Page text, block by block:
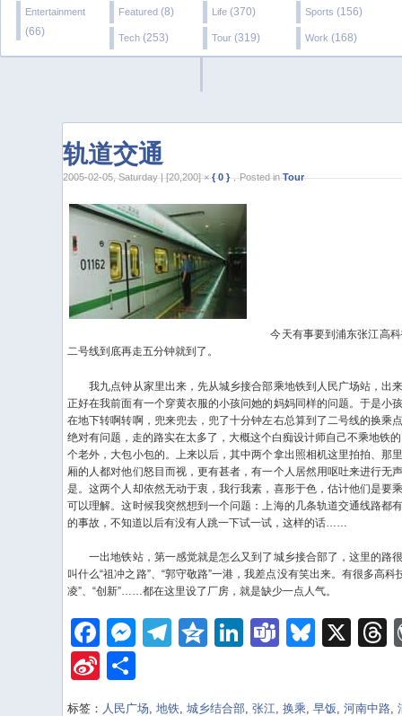
Entertainment
(66)
Featured (8) Life (370) Sports (156)
Tech (253) Tour (319) Work (168)
轨道交通
2005-02-05, Saturday | [20,200] ×{ 0 }，Posted inTour
今天有事要到浦东张江高科
二号线到底再走五分钟就到了。
我九点钟从家里出来，先从城乡接合部乘地铁到人民广场站，出
正好在我前面有一个穿黄衣服的小孩问她的妈妈同样的问题。于是小
在地下转啊转啊，兜来兜去，兜了十分钟左右总算到了二号线的换乘
绝对有问题，走的路实在太多了，大概这个白痴设计师自己不乘地铁
个老外，大包小包的。上来以后，其中两个拿出照相机这里拍拍、那
厢的人都对他们怒目而视，更有甚者，有一个人居然用呕吐来进行无
是。这两个人却依然无动于衷，我行我素，喜形于色，估计他们是要
可以理解。这时候我突然想到一个问题：上海的几条轨道交通线路都
的事故，不知道以后有没有人跳一下试一试，这样的话……
一出地铁站，第一感觉就是怎么又到了城乡接合部了，这里的路
叫什么“祖冲之路”、“郭守敬路”一港，我差点没有笑出来。有很多高科
凌”、“创新”……都在这里设了厂房，就是缺少一点人气。
Facebook
Messenger
Telegram
Qzone
LinkedIn
TeamsX
Sina
Weibo
标签： 人民广场 ,地铁 ,城乡结合部 ,张江 ,换乘 ,早饭 ,河南中路 ,